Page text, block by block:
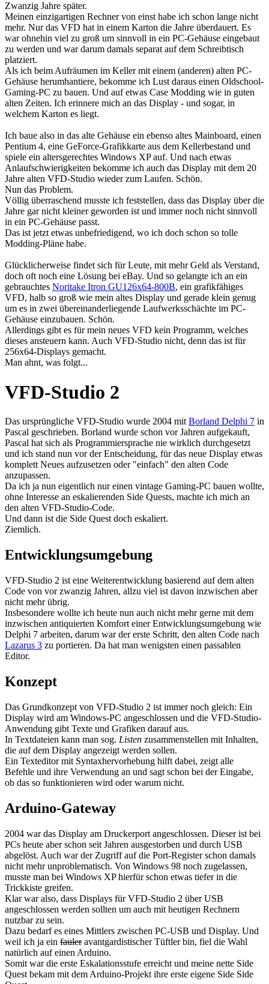
Zwanzig Jahre später.
Meinen einzigartigen Rechner von einst habe ich schon lange nicht
mehr. Nur das VFD hat in einem Karton die Jahre überdauert. Es
war ohnehin viel zu groß um sinnvoll in ein PC-Gehäuse eingebaut
zu werden und war darum damals separat auf dem Schreibtisch
platziert.
Als ich beim Aufräumen im Keller mit einem (anderen) alten PC-
Gehäuse herumhantiere, bekomme ich Lust daraus einen Oldschool-
Gaming-PC zu bauen. Und auf etwas Case Modding wie in guten
alten Zeiten. Ich erinnere mich an das Display - und sogar, in
welchem Karton es liegt.
Ich baue also in das alte Gehäuse ein ebenso altes Mainboard, einen
Pentium 4, eine GeForce-Grafikkarte aus dem Kellerbestand und
spiele ein altersgerechtes Windows XP auf. Und nach etwas
Anlaufschwierigkeiten bekomme ich auch das Display mit dem 20
Jahre alten VFD-Studio wieder zum Laufen. Schön.
Nun das Problem.
Völlig überraschend musste ich feststellen, dass das Display über die
Jahre gar nicht kleiner geworden ist und immer noch nicht sinnvoll
in ein PC-Gehäuse passt.
Das ist jetzt etwas unbefriedigend, wo ich doch schon so tolle
Modding-Pläne habe.
Glücklicherweise findet sich für Leute, mit mehr Geld als Verstand,
doch oft noch eine Lösung bei eBay. Und so gelangte ich an ein
gebrauchtes Noritake Itron GU126x64-800B, ein grafikfähiges
VFD, halb so groß wie mein altes Display und gerade klein genug
um es in zwei übereinanderliegende Laufwerksschächte im PC-
Gehäuse einzubauen. Schön.
Allerdings gibt es für mein neues VFD kein Programm, welches
dieses ansteuern kann. Auch VFD-Studio nicht, denn das ist für
256x64-Displays gemacht.
Man ahnt, was folgt...
VFD-Studio 2
Das ursprüngliche VFD-Studio wurde 2004 mit Borland Delphi 7 in
Pascal geschrieben. Borland wurde schon vor Jahren aufgekauft,
Pascal hat sich als Programmiersprache nie wirklich durchgesetzt
und ich stand nun vor der Entscheidung, für das neue Display etwas
komplett Neues aufzusetzen oder "einfach" den alten Code
anzupassen.
Da ich ja nun eigentlich nur einen vintage Gaming-PC bauen wollte,
ohne Interesse an eskalierenden Side Quests, machte ich mich an
den alten VFD-Studio-Code.
Und dann ist die Side Quest doch eskaliert.
Ziemlich.
Entwicklungsumgebung
VFD-Studio 2 ist eine Weiterentwicklung basierend auf dem alten
Code von vor zwanzig Jahren, allzu viel ist davon inzwischen aber
nicht mehr übrig.
Insbesondere wollte ich heute nun auch nicht mehr gerne mit dem
inzwischen antiquierten Komfort einer Entwicklungsumgebung wie
Delphi 7 arbeiten, darum war der erste Schritt, den alten Code nach
Lazarus 3 zu portieren. Da hat man wenigsten einen passablen
Editor.
Konzept
Das Grundkonzept von VFD-Studio 2 ist immer noch gleich: Ein
Display wird am Windows-PC angeschlossen und die VFD-Studio-
Anwendung gibt Texte und Grafiken darauf aus.
In Textdateien kann man sog. Listen zusammenstellen mit Inhalten,
die auf dem Display angezeigt werden sollen.
Ein Texteditor mit Syntaxhervorhebung hilft dabei, zeigt alle
Befehle und ihre Verwendung an und sagt schon bei der Eingabe,
ob das so funktionieren wird oder warum nicht.
Arduino-Gateway
2004 war das Display am Druckerport angeschlossen. Dieser ist bei
PCs heute aber schon seit Jahren ausgestorben und durch USB
abgelöst. Auch war der Zugriff auf die Port-Register schon damals
nicht mehr unproblematisch. Von Windows 98 noch zugelassen,
musste man bei Windows XP hierfür schon etwas tiefer in die
Trickkiste greifen.
Klar war also, dass Displays für VFD-Studio 2 über USB
angeschlossen werden sollten um auch mit heutigen Rechnern
nutzbar zu sein.
Dazu bedarf es eines Mittlers zwischen PC-USB und Display. Und
weil ich ja ein fauleravantgardistischer Tüftler bin, fiel die Wahl
natürlich auf einen Arduino.
Somit war die erste Eskalationsstufe erreicht und meine nette Side
Quest bekam mit dem Arduino-Projekt ihre erste eigene Side Side